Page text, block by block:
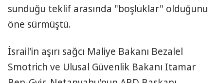
sunduğu teklif arasında "boşluklar" olduğunu
öne sürmüştü.
İsrail'in aşırı sağcı Maliye Bakanı Bezalel
Smotrich ve Ulusal Güvenlik Bakanı Itamar